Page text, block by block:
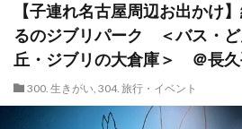
【子連れ名古屋周辺お出かけ
るのジブリパーク ＜バス・
丘・ジブリの大倉庫＞ ＠長
300. 生きがい, 304. 旅行・イベント